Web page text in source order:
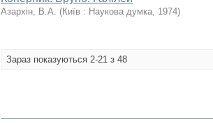
Азархін, В.А. (Київ : Наукова думка, 1974)
Зараз показуються 2-21 з 48